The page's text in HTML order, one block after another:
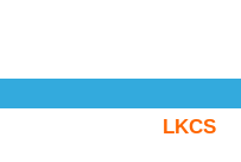
LKCS